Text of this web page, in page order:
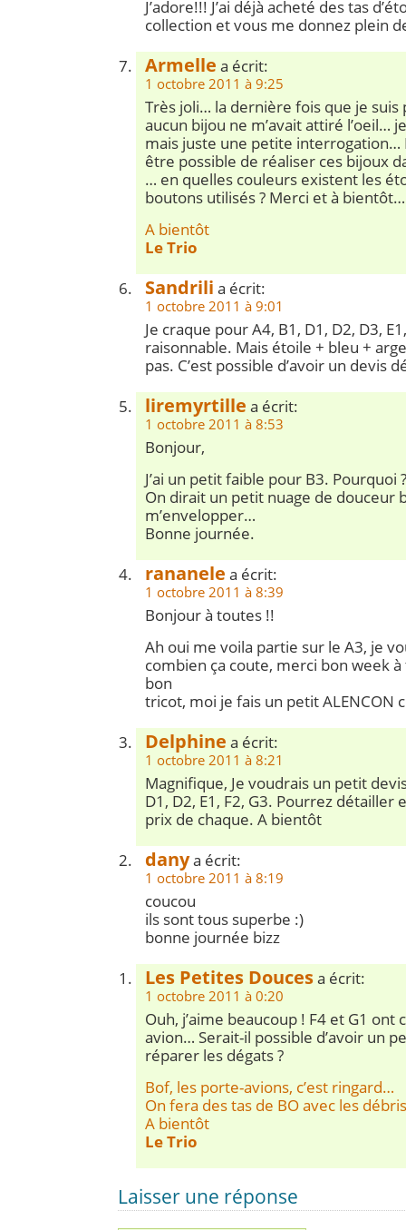
J’adore!!! J’ai déjà acheté des tas
collection et vous me donnez plein
Armelle a écrit:
1 octobre 2011 à 9:25
Très joli… la dernière fois que je suis
aucun bijou ne m’avait attiré l’oeil…
mais juste une petite
être possible de réaliser ces bijoux
… en quelles couleurs existent les
boutons utilisés ? Merci et à bientôt…
A bientôt
Le Trio
Sandrili a écrit:
1 octobre 2011 à 9:01
Je craque pour A4, B1, D1, D2, D3,
raisonnable. Mais étoile + bleu +
pas. C’est possible d’avoir un devis
liremyrtille a écrit:
1 octobre 2011 à 8:53
Bonjour,
J’ai un petit faible pour B3. Pourquoi ?
On dirait un petit nuage de douceur
m’envelopper…
Bonne journée.
rananele a écrit:
1 octobre 2011 à 8:39
Bonjour à toutes !!
Ah oui me voila partie sur le A3, je
combien ça coute, merci bon week
bon
tricot, moi je fais un petit ALENCON
Delphine a écrit:
1 octobre 2011 à 8:21
Magnifique, Je voudrais un petit
D1, D2, E1, F2, G3. Pourrez détailler
prix de chaque. A bientôt
danya écrit:
1 octobre 2011 à 8:19
coucou
ils sont tous superbe :)
bonne journée bizz
Les Petites Doucesa écrit:
1 octobre 2011 à 0:20
Ouh, j’aime beaucoup ! F4 et G1
avion… Serait-il possible d’avoir un
réparer les dégats ?
Bof, les porte-avions, c’est ringard…
On fera des tas de BO avec les
A bientôt
Le Trio
Laisser une réponse